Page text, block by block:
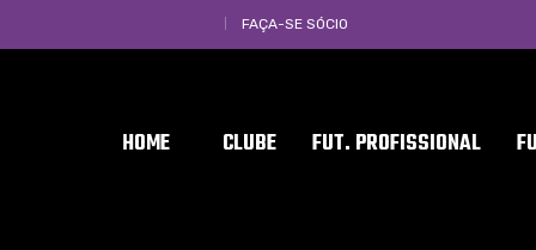
FAÇA-SE SÓCIO
HOME CLUBE FUT. PROFISSIONAL